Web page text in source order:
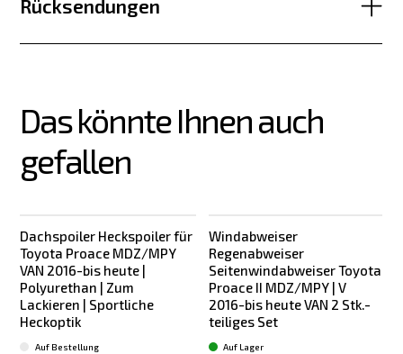
Rücksendungen
Das könnte Ihnen auch
gefallen
Dachspoiler Heckspoiler für
Toyota Proace MDZ/MPY
VAN 2016-bis heute |
Polyurethan | Zum
Lackieren | Sportliche
Heckoptik
Auf Bestellung
Windabweiser
Regenabweiser
Seitenwindabweiser Toyota
Proace II MDZ/MPY | V
2016-bis heute VAN 2 Stk.-
teiliges Set
Auf Lager